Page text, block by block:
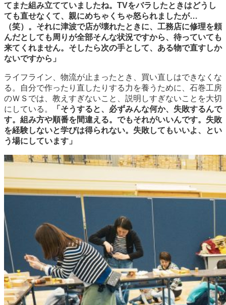
てまた組み立てていましたね。TVをバラしたときはどうし
ても直せなくて、親にめちゃくちゃ怒られましたが…
（笑）。それに津波で店が壊れたときに、工務店に修理を頼
んだとしても周りが全部そんな状況ですから、待っていても
来てくれません。そしたら次の手として、ある物で直すしか
ないですから」
ライフライン、物流が止まったとき、買い直しはできなくな
る。自分で作ったり直したりする力を養うために、石巻工房
のＷＳでは、教えすぎないこと、説明しすぎないことを大切
にしている。
「そうすると、必ずみんな何か、失敗するんで
す。組み方や順番を間違える。でもそれがいいんです。失敗
を経験しないと学びは得られない。失敗してもいいよ、とい
う場にしています」